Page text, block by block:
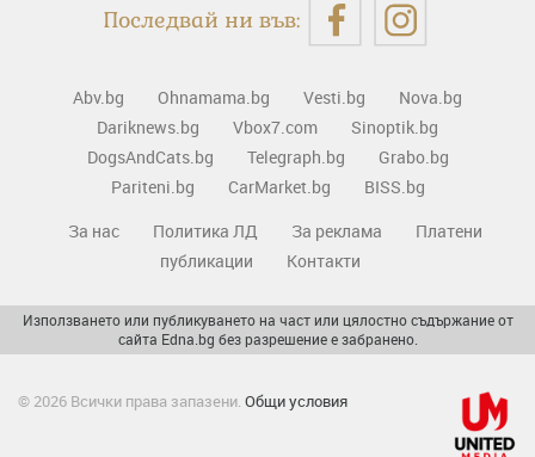
Последвай ни във:
Abv.bg Ohnamama.bg Vesti.bg
Nova.bg
Dariknews.bg
Vbox7.com
Sinoptik.bg
DogsAndCats.bg
Telegraph.bg
Grabo.bg
Pariteni.bg
CarMarket.bg
BISS.bg
За нас
Политика ЛД За реклама
Платени
публикации
Контакти
Използването или публикуването на част или цялостно съдържание от
сайта Edna.bg без разрешение е забранено.
© 2026 Всички права запазени. Общи условия